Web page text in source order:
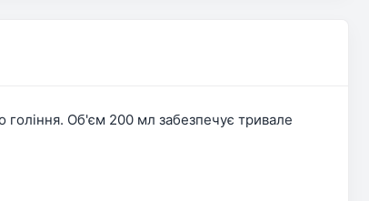
гоління. Об'єм 200 мл забезпечує тривале